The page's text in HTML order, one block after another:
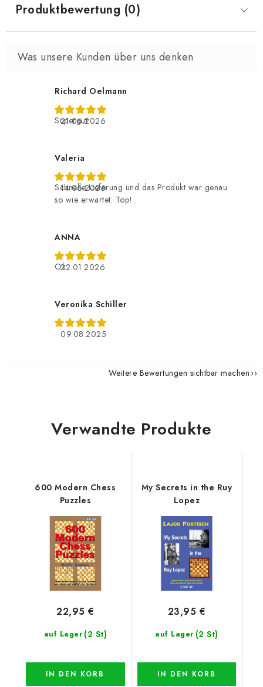
Produktbewertung (0)
Richard Oelmann
21.06.2026
Supergut
Valeria
14.06.2026
Schnelle Lieferung und das Produkt war genau
so wie erwartet. Top!
ANNA
22.01.2026
Ok
Veronika Schiller
09.08.2025
Weitere Bewertungen sichtbar machen
Verwandte Produkte
600 Modern Chess
Puzzles
auf Lager (2 St)
22,95 €
IN DEN KORB
My Secrets in the Ruy
Lopez
auf Lager (2 St)
23,95 €
IN DEN KORB